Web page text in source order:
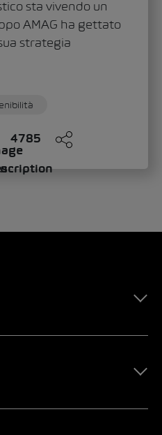
dei veicoli che
e...
1612